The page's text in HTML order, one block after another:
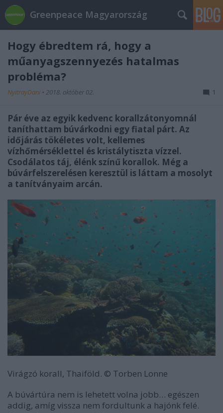
Greenpeace Magyarország
Hogy ébredtem rá, hogy a
műanyagszennyezés hatalmas
probléma?
NyitrayDani • 2018. október 02. 1
Pár éve az egyik kedvenc korallzátonyomnál
taníthattam búvárkodni egy fiatal párt. Az
időjárás tökéletes volt, kellemes
vízhőmérséklettel és kristálytiszta vízzel.
Csodálatos táj, élénk színű korallok. Még a
búvárfelszerelésen keresztül is láttam a mosolyt
a tanítványaim arcán.
Virágzó korall, Thaiföld. © Torben Lonne
A búvártúra nem is lehetett volna jobb… egészen
addig, amíg vissza nem fordultunk a hajónk felé.